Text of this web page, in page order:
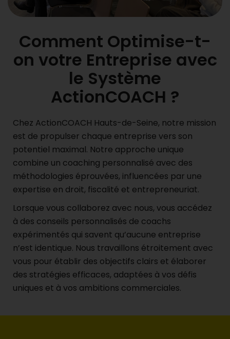
Comment Optimise-t-
on votre Entreprise avec
le Système
ActionCOACH ?
Chez ActionCOACH Hauts-de-Seine, notre mission
est de propulser chaque entreprise vers son
potentiel maximal. Notre approche unique
combine un coaching personnalisé avec des
méthodologies éprouvées, influencées par une
expertise en droit, fiscalité et entrepreneuriat.
Lorsque vous collaborez avec nous, vous accédez
à des conseils personnalisés de coachs
expérimentés qui savent qu’aucune entreprise
n’est identique. Nous travaillons étroitement avec
vous pour établir des objectifs clairs et élaborer
des stratégies efficaces, adaptées à vos défis
uniques et à vos ambitions commerciales.